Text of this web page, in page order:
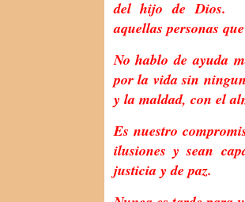
del hijo de Dios.
aquellas personas
No hablo de ayuda
por la vida sin
y la maldad, con el
Es nuestro
ilusiones y sean
justicia y de paz.